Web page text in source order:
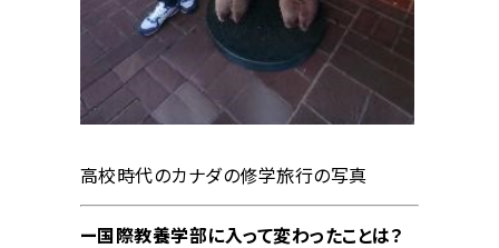
高校時代のカナダの修学旅行の写真
ー国際教養学部に入って変わったことは？